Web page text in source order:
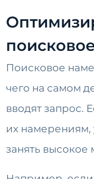
Поисковое
чего на самом
вводят запрос.
их намерениям,
занять высокое